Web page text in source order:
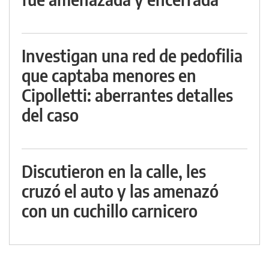
Investigan una red de pedofilia
que captaba menores en
Cipolletti: aberrantes detalles
del caso
Discutieron en la calle, les
cruzó el auto y las amenazó
con un cuchillo carnicero